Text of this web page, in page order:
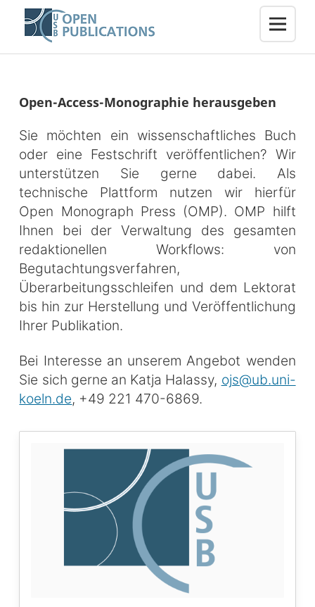
Open-Access-Monographie herausgeben
Sie möchten ein wissenschaftliches Buch
oder eine Festschrift veröffentlichen? Wir
unterstützen Sie gerne dabei. Als
technische Plattform nutzen wir hierfür
Open Monograph Press (OMP). OMP hilft
Ihnen bei der Verwaltung des gesamten
redaktionellen Workflows: von
Begutachtungsverfahren,
Überarbeitungsschleifen und dem Lektorat
bis hin zur Herstellung und Veröffentlichung
Ihrer Publikation.
Bei Interesse an unserem Angebot wenden
Sie sich gerne an Katja Halassy, ojs@ub.uni-
koeln.de, +49 221 470-6869.